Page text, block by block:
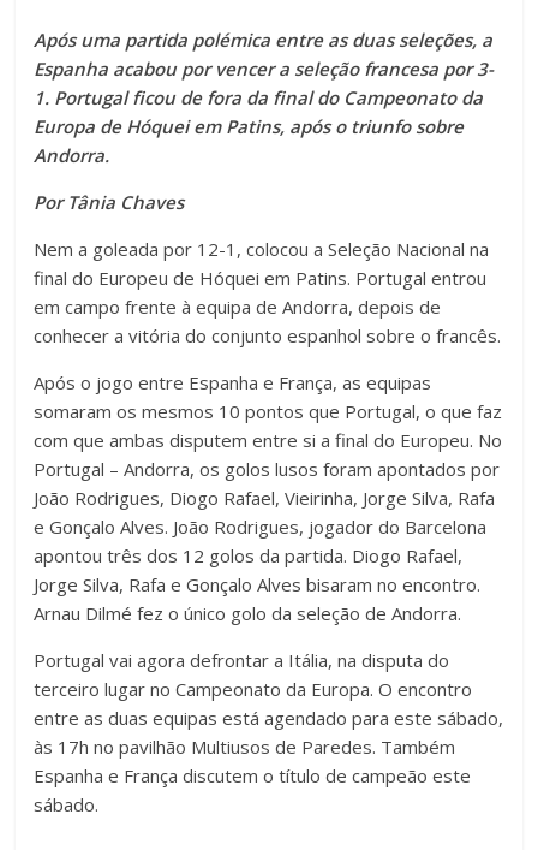
Após uma partida polémica entre as duas seleções, a
Espanha acabou por vencer a seleção francesa por 3-
1. Portugal ficou de fora da final do Campeonato da
Europa de Hóquei em Patins, após o triunfo sobre
Andorra.
Por Tânia Chaves
Nem a goleada por 12-1, colocou a Seleção Nacional na
final do Europeu de Hóquei em Patins. Portugal entrou
em campo frente à equipa de Andorra, depois de
conhecer a vitória do conjunto espanhol sobre o francês.
Após o jogo entre Espanha e França, as equipas
somaram os mesmos 10 pontos que Portugal, o que faz
com que ambas disputem entre si a final do Europeu. No
Portugal – Andorra, os golos lusos foram apontados por
João Rodrigues, Diogo Rafael, Vieirinha, Jorge Silva, Rafa
e Gonçalo Alves. João Rodrigues, jogador do Barcelona
apontou três dos 12 golos da partida. Diogo Rafael,
Jorge Silva, Rafa e Gonçalo Alves bisaram no encontro.
Arnau Dilmé fez o único golo da seleção de Andorra.
Portugal vai agora defrontar a Itália, na disputa do
terceiro lugar no Campeonato da Europa. O encontro
entre as duas equipas está agendado para este sábado,
às 17h no pavilhão Multiusos de Paredes. Também
Espanha e França discutem o título de campeão este
sábado.